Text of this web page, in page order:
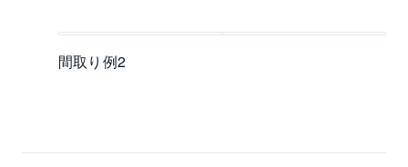
間取り例2